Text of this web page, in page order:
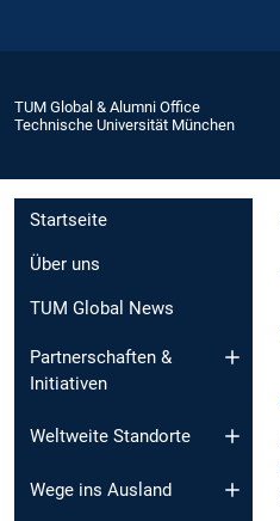
TUM Global & Alumni Office
Technische Universität München
Startseite
Über uns
TUM Global News
Partnerschaften &
Initiativen
Weltweite Standorte
Wege ins Ausland